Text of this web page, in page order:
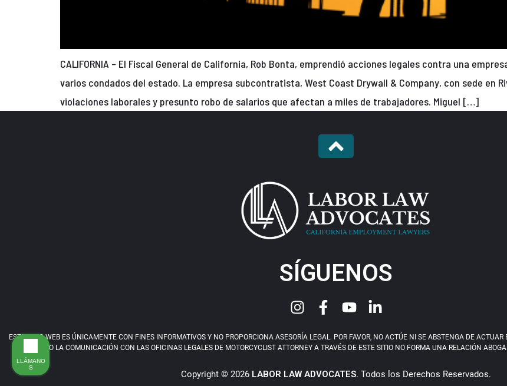
CALIFORNIA – El Fiscal General de California, Rob Bonta, emprendió acciones legales contra una
varios condados del estado. La empresa subcontratista, West Coast Drywall & Company, con sede en
violaciones laborales y presunto robo de salarios que afectan a miles de trabajadores. Miguel […]
SÍGUENOS
ESTE SITIO WEB ES ÚNICAMENTE CON FINES INFORMATIVOS Y NO PROPORCIONA ASESORÍA LEGAL. POR FAVOR, NO ACTÚE NI SE ABSTENGA DE ACTUAR
ESTE SITIO O LA COMUNICACIÓN CON LAS OFICINAS LEGALES DE MOTORCYCLIST ATTORNEY A TRAVÉS DE ESTE SITIO NO FORMA UNA RELACIÓN
Copyright © 2026 LABOR LAW ADVOCATES. Todos los Derechos Reservados.
LLÁMANO
S